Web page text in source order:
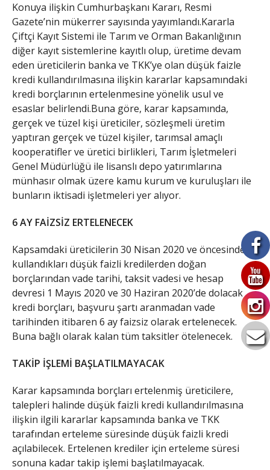
Konuya ilişkin Cumhurbaşkanı Kararı, Resmi
Gazete’nin mükerrer sayısında yayımlandı.Kararla
Çiftçi Kayıt Sistemi ile Tarım ve Orman Bakanlığının
diğer kayıt sistemlerine kayıtlı olup, üretime devam
eden üreticilerin banka ve TKK’ye olan düşük faizle
kredi kullandırılmasına ilişkin kararlar kapsamındaki
kredi borçlarının ertelenmesine yönelik usul ve
esaslar belirlendi.Buna göre, karar kapsamında,
gerçek ve tüzel kişi üreticiler, sözleşmeli üretim
yaptıran gerçek ve tüzel kişiler, tarımsal amaçlı
kooperatifler ve üretici birlikleri, Tarım İşletmeleri
Genel Müdürlüğü ile lisanslı depo yatırımlarına
münhasır olmak üzere kamu kurum ve kuruluşları ile
bunların iktisadi işletmeleri yer alıyor.
6 AY FAİZSİZ ERTELENECEK
Kapsamdaki üreticilerin 30 Nisan 2020 ve öncesinde
kullandıkları düşük faizli kredilerden doğan
borçlarından vade tarihi, taksit vadesi ve hesap
devresi 1 Mayıs 2020 ve 30 Haziran 2020’de dolacak
kredi borçları, başvuru şartı aranmadan vade
tarihinden itibaren 6 ay faizsiz olarak ertelenecek.
Buna bağlı olarak kalan tüm taksitler ötelenecek.
TAKİP İŞLEMİ BAŞLATILMAYACAK
Karar kapsamında borçları ertelenmiş üreticilere,
talepleri halinde düşük faizli kredi kullandırılmasına
ilişkin ilgili kararlar kapsamında banka ve TKK
tarafından erteleme süresinde düşük faizli kredi
açılabilecek. Ertelenen krediler için erteleme süresi
sonuna kadar takip işlemi başlatılmayacak.